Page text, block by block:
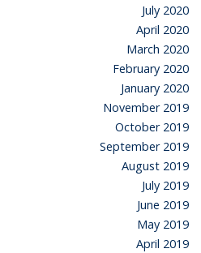
July 2020
April 2020
March 2020
February 2020
January 2020
November 2019
October 2019
September 2019
August 2019
July 2019
June 2019
May 2019
April 2019